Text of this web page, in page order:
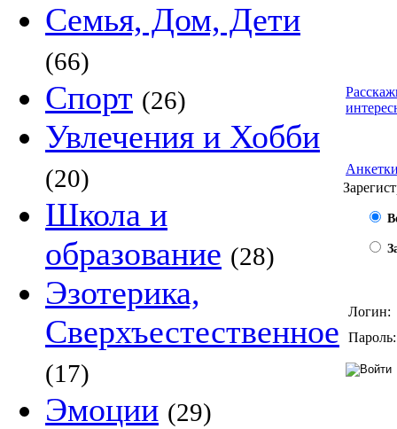
Семья, Дом, Дети
(66)
Спорт (26)
Увлечения и Хобби
(20)
Школа и
образование (28)
Эзотерика,
Сверхъестественное
(17)
Эмоции (29)
Логин:
Пароль: